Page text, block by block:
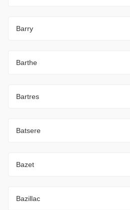
Barry
Barthe
Bartres
Batsere
Bazet
Bazillac